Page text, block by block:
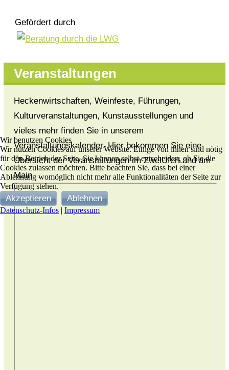
Gefördert durch
Veranstaltungen
Heckenwirtschaften, Weinfeste, Führungen,
Kulturveranstaltungen, Kunstausstellungen und
vieles mehr finden Sie in unserem
Veranstaltungskalender. Hier bekommen Sie eine
Übersicht der Veranstaltungen im ZweiUferLand am
Main
Wir benutzen Cookies
Wir nutzen Cookies auf unserer Website. Einige von ihnen sind nötig
für den Betrieb der Seite, Sie können selbst entscheiden, ob Sie die
Cookies zulassen möchten. Bitte beachten Sie, dass bei einer
Ablehnung womöglich nicht mehr alle Funktionalitäten der Seite zur
Verfügung stehen.
Akzeptieren Ablehnen
Datenschutz-Infos | Impressum